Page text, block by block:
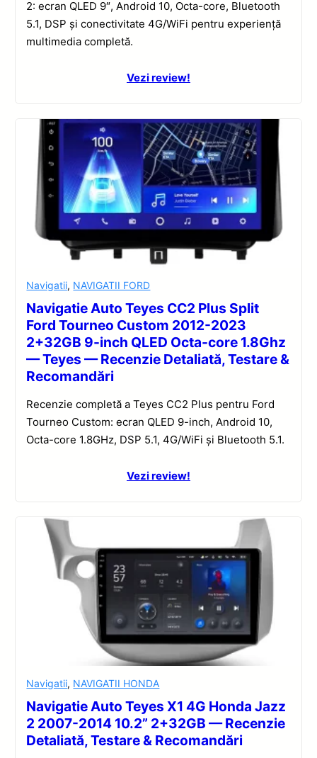
2: ecran QLED 9″, Android 10, Octa-core, Bluetooth
5.1, DSP și conectivitate 4G/WiFi pentru experiență
multimedia completă.
Vezi review!
Navigatii, NAVIGATII FORD
Navigatie Auto Teyes CC2 Plus Split
Ford Tourneo Custom 2012-2023
2+32GB 9-inch QLED Octa-core 1.8Ghz
— Teyes — Recenzie Detaliată, Testare &
Recomandări
Recenzie completă a Teyes CC2 Plus pentru Ford
Tourneo Custom: ecran QLED 9-inch, Android 10,
Octa-core 1.8GHz, DSP 5.1, 4G/WiFi și Bluetooth 5.1.
Vezi review!
Navigatii, NAVIGATII HONDA
Navigatie Auto Teyes X1 4G Honda Jazz
2 2007-2014 10.2” 2+32GB — Recenzie
Detaliată, Testare & Recomandări